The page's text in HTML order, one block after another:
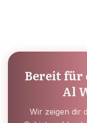
Bereit für
Al
Wir zeigen dir